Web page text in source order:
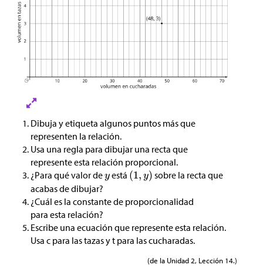
Dibuja y etiqueta algunos puntos más que
representen la relación.
Usa una regla para dibujar una recta que
represente esta relación proporcional.
¿Para qué valor de está
sobre la recta que
acabas de dibujar?
¿Cuál es la constante de proporcionalidad
para esta relación?
Escribe una ecuación que represente esta relación.
Usa c para las tazas y t para las cucharadas.
(de la Unidad 2, Lección 14.)